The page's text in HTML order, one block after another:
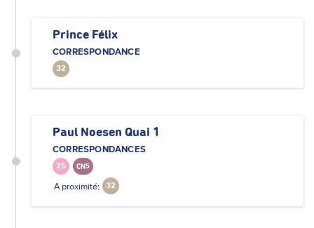
Prince Félix
CORRESPONDANCE
32
Paul Noesen Quai 1
CORRESPONDANCES
25 CN5
A proximité: 32